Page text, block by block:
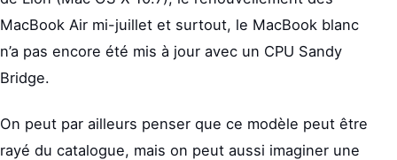
MacBook Air mi-juillet et surtout, le MacBook blanc
n’a pas encore été mis à jour avec un CPU Sandy
Bridge.
On peut par ailleurs penser que ce modèle peut être
rayé du catalogue, mais on peut aussi imaginer une